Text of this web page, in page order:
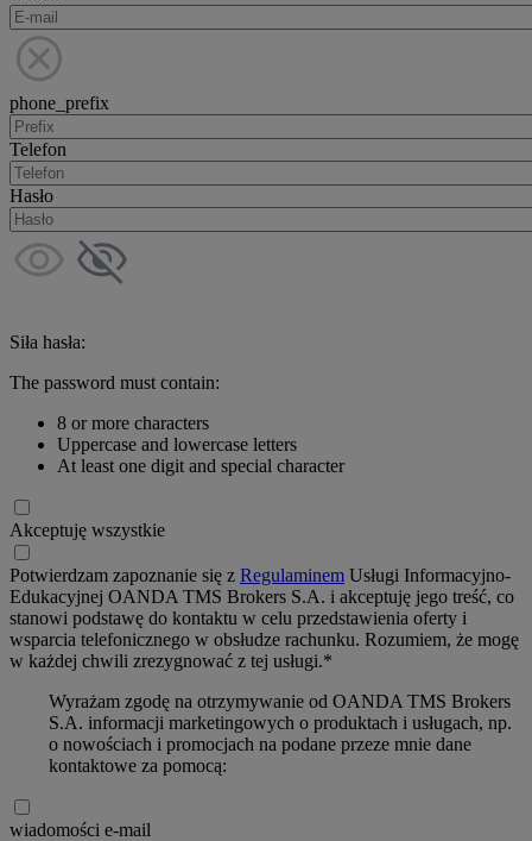
phone_prefix
Telefon
Hasło
Siła hasła:
The password must contain:
8 or more characters
Uppercase and lowercase letters
At least one digit and special character
Akceptuję wszystkie
Potwierdzam zapoznanie się z Regulaminem Usługi Informacyjno-
Edukacyjnej OANDA TMS Brokers S.A. i akceptuję jego treść, co
stanowi podstawę do kontaktu w celu przedstawienia oferty i
wsparcia telefonicznego w obsłudze rachunku. Rozumiem, że mogę
w każdej chwili zrezygnować z tej usługi.*
Wyrażam zgodę na otrzymywanie od OANDA TMS Brokers
S.A. informacji marketingowych o produktach i usługach, np.
o nowościach i promocjach na podane przeze mnie dane
kontaktowe za pomocą:
wiadomości e-mail